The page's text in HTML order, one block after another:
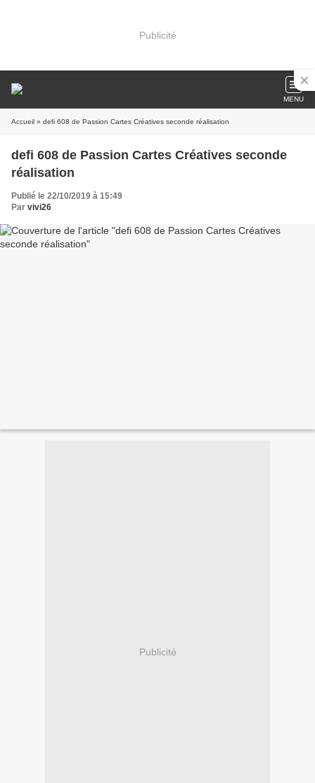
Publicité
MENU
Accueil » defi 608 de Passion Cartes Créatives seconde réalisation
defi 608 de Passion Cartes Créatives seconde
réalisation
Publié le 22/10/2019 à 15:49
Par vivi26
Publicité